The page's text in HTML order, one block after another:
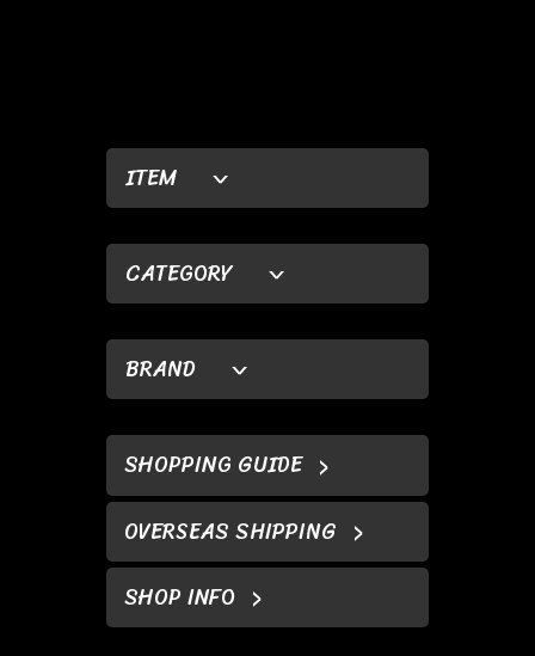
ITEM
CATEGORY
BRAND
SHOPPING GUIDE
OVERSEAS SHIPPING
SHOP INFO